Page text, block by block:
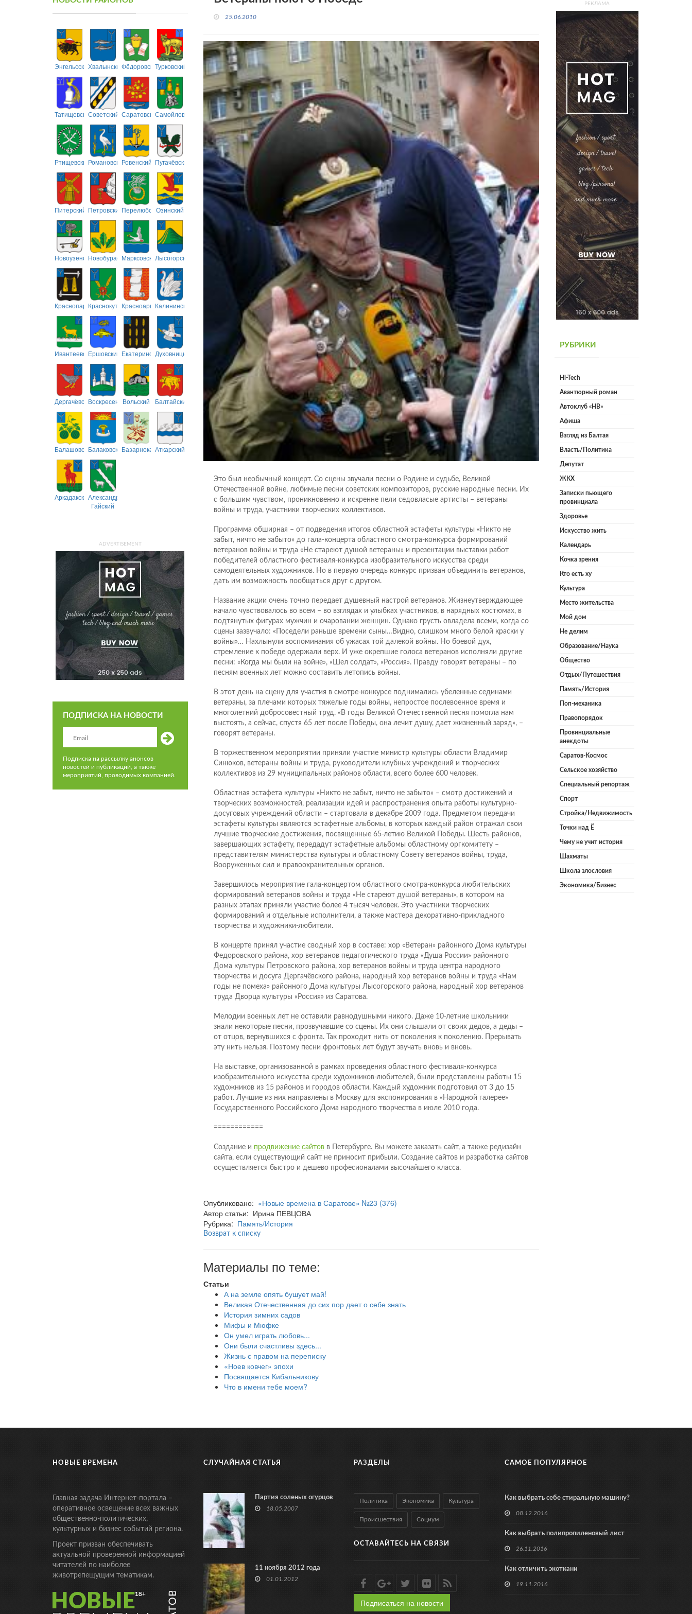
ЭнгельсскийХвалынскийФёдоровскийТурковский
ТатищевскийСоветский СаратовскийСамойловский
РтищевскийРомановскийРовенский Пугачёвский
Питерский ПетровскийПерелюбскийОзинский
НовоузенскийНовобурасскийМарксовскийЛысогорский
Краснопартизанский
КраснокутскийКрасноармейский
Калининский
ИвантеевскийЕршовский ЕкатериновскийДуховницкий
ДергачёвскийВоскресенскийВольский Балтайский
БалашовскийБалаковскийБазарнокарабулакский
Аткарский
АркадакскийАлександрово-
Гайский
ADVERTISEMENT
ПОДПИСКА НА НОВОСТИ
Подписка на рассылку анонсов
новостей и публикаций, а также
мероприятий, проводимых компанией.
25.06.2010
Это был необычный концерт. Со сцены звучали песни о Родине и судьбе, Великой
Отечественной войне, любимые песни советских композиторов, русские народные песни. Их
с большим чувством, проникновенно и искренне пели седовласые артисты – ветераны
войны и труда, участники творческих коллективов.
Программа обширная – от подведения итогов областной эстафеты культуры «Никто не
забыт, ничто не забыто» до гала-концерта областного смотра-конкурса формирований
ветеранов войны и труда «Не стареют душой ветераны» и презентации выставки работ
победителей областного фестиваля-конкурса изобразительного искусства среди
самодеятельных художников. Но в первую очередь конкурс призван объединить ветеранов,
дать им возможность пообщаться друг с другом.
Название акции очень точно передает душевный настрой ветеранов. Жизнеутверждающее
начало чувствовалось во всем – во взглядах и улыбках участников, в нарядных костюмах, в
подтянутых фигурах мужчин и очаровании женщин. Однако грусть овладела всеми, когда со
сцены зазвучало: «Поседели раньше времени сыны…Видно, слишком много белой краски у
войны»… Нахлынули воспоминания об ужасах той далекой войны. Но боевой дух,
стремление к победе одержали верх. И уже окрепшие голоса ветеранов исполняли другие
песни: «Когда мы были на войне», «Шел солдат», «Россия». Правду говорят ветераны – по
песням военных лет можно составить летопись войны.
В этот день на сцену для участия в смотре-конкурсе поднимались убеленные сединами
ветераны, за плечами которых тяжелые годы войны, непростое послевоенное время и
многолетний добросовестный труд. «В годы Великой Отечественной песня помогла нам
выстоять, а сейчас, спустя 65 лет после Победы, она лечит душу, дает жизненный заряд», –
говорят ветераны.
В торжественном мероприятии приняли участие министр культуры области Владимир
Синюков, ветераны войны и труда, руководители клубных учреждений и творческих
коллективов из 29 муниципальных районов области, всего более 600 человек.
Областная эстафета культуры «Никто не забыт, ничто не забыто» – смотр достижений и
творческих возможностей, реализации идей и распространения опыта работы культурно-
досуговых учреждений области – стартовала в декабре 2009 года. Предметом передачи
эстафеты культуры являются эстафетные альбомы, в которых каждый район отражал свои
лучшие творческие достижения, посвященные 65-летию Великой Победы. Шесть районов,
завершающих эстафету, передадут эстафетные альбомы областному оргкомитету –
представителям министерства культуры и областному Совету ветеранов войны, труда,
Вооруженных сил и правоохранительных органов.
Завершилось мероприятие гала-концертом областного смотра-конкурса любительских
формирований ветеранов войны и труда «Не стареют душой ветераны», в котором на
разных этапах приняли участие более 4 тысяч человек. Это участники творческих
формирований и отдельные исполнители, а также мастера декоративно-прикладного
творчества и художники-любители.
В концерте принял участие сводный хор в составе: хор «Ветеран» районного Дома культуры
Федоровского района, хор ветеранов педагогического труда «Душа России» районного
Дома культуры Петровского района, хор ветеранов войны и труда центра народного
творчества и досуга Дергачёвского района, народный хор ветеранов войны и труда «Нам
годы не помеха» районного Дома культуры Лысогорского района, народный хор ветеранов
труда Дворца культуры «Россия» из Саратова.
Мелодии военных лет не оставили равнодушными никого. Даже 10-летние школьники
знали некоторые песни, прозвучавшие со сцены. Их они слышали от своих дедов, а деды –
от отцов, вернувшихся с фронта. Так проходит нить от поколения к поколению. Прерывать
эту нить нельзя. Поэтому песни фронтовых лет будут звучать вновь и вновь.
На выставке, организованной в рамках проведения областного фестиваля-конкурса
изобразительного искусства среди художников-любителей, были представлены работы 15
художников из 15 районов и городов области. Каждый художник подготовил от 3 до 15
работ. Лучшие из них направлены в Москву для экспонирования в «Народной галерее»
Государственного Российского Дома народного творчества в июле 2010 года.
============
Создание и продвижение сайтовв Петербурге. Вы можете заказать сайт, а также редизайн
сайта, если существующий сайт не приносит прибыли. Создание сайтов и разработка сайтов
осуществляется быстро и дешево професионалами высочайшего класса.
Опубликовано: «Новые времена в Саратове» №23 (376)
Автор статьи: Ирина ПЕВЦОВА
Рубрика: Память/История
Возврат к списку
Материалы по теме:
Статьи
А на земле опять бушует май!
Великая Отечественная до сих пор дает о себе знать
История зимних садов
Мифы и Мюфке
Он умел играть любовь...
Они были счастливы здесь...
Жизнь с правом на переписку
«Ноев ковчег» эпохи
Посвящается Кибальникову
Что в имени тебе моем?
РЕКЛАМА
РУБРИКИ
Hi-Tech
Авантюрный роман
Автоклуб «НВ»
Афиша
Взгляд из Балтая
Власть/Политика
Депутат
ЖКХ
Записки пьющего
провинциала
Здоровье
Искусство жить
Календарь
Кочка зрения
Кто есть ху
Культура
Место жительства
Мой дом
Не делим
Образование/Наука
Общество
Отдых/Путешествия
Память/История
Поп-механика
Правопорядок
Провинциальные
анекдоты
Саратов-Космос
Сельское хозяйство
Специальный репортаж
Спорт
Стройка/Недвижимость
Точки над Ё
Чему не учит история
Шахматы
Школа злословия
Экономика/Бизнес
НОВЫЕ ВРЕМЕНА
Главная задача Интернет-портала –
оперативное освещение всех важных
общественно-политических,
культурных и бизнес событий региона.
Проект призван обеспечивать
актуальной проверенной информацией
читателей по наиболее
животрепещущим тематикам.
СЛУЧАЙНАЯ СТАТЬЯ
Партия соленых огурцов
18.05.2007
11 ноября 2012 года
01.01.2012
РАЗДЕЛЫ
Политика Экономика Культура
Происшествия Социум
ОСТАВАЙТЕСЬ НА СВЯЗИ
Подписаться на новости
САМОЕ ПОПУЛЯРНОЕ
Как выбрать себе стиральную машину?
08.12.2016
Как выбрать полипропиленовый лист
26.11.2016
Как отличить экоткани
19.11.2016